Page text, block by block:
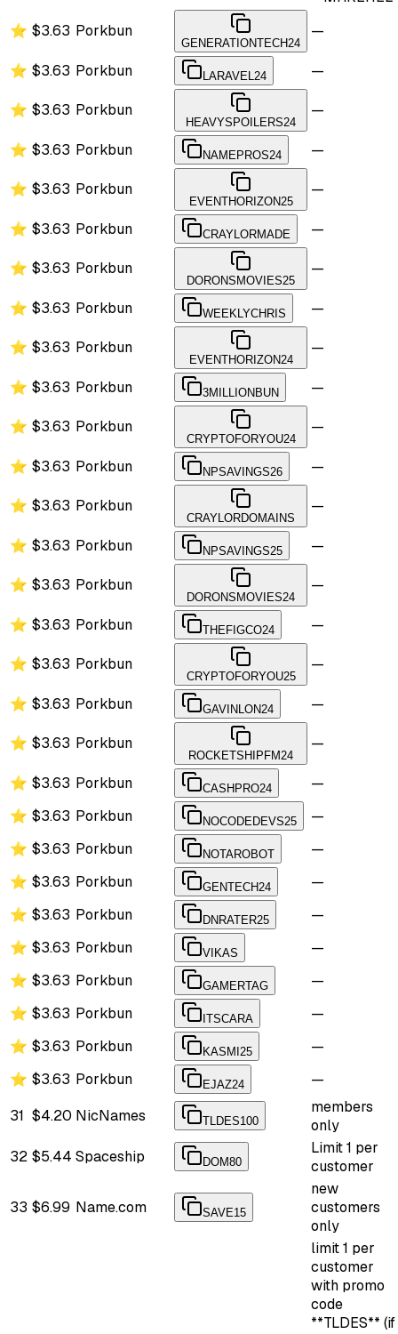
⭐ $3.63 Porkbun
GENERATIONTECH24
—
⭐ $3.63 Porkbun LARAVEL24 —
⭐ $3.63 Porkbun
HEAVYSPOILERS24
—
⭐ $3.63 Porkbun NAMEPROS24 —
⭐ $3.63 Porkbun
EVENTHORIZON25
—
⭐ $3.63 Porkbun CRAYLORMADE —
⭐ $3.63 Porkbun
DORONSMOVIES25
—
⭐ $3.63 Porkbun WEEKLYCHRIS —
⭐ $3.63 Porkbun
EVENTHORIZON24
—
⭐ $3.63 Porkbun 3MILLIONBUN —
⭐ $3.63 Porkbun
CRYPTOFORYOU24
—
⭐ $3.63 Porkbun NPSAVINGS26 —
⭐ $3.63 Porkbun
CRAYLORDOMAINS
—
⭐ $3.63 Porkbun NPSAVINGS25 —
⭐ $3.63 Porkbun
DORONSMOVIES24
—
⭐ $3.63 Porkbun THEFIGCO24 —
⭐ $3.63 Porkbun
CRYPTOFORYOU25
—
⭐ $3.63 Porkbun GAVINLON24 —
⭐ $3.63 Porkbun
ROCKETSHIPFM24
—
⭐ $3.63 Porkbun CASHPRO24
—
⭐ $3.63 Porkbun NOCODEDEVS25
—
⭐ $3.63 Porkbun NOTAROBOT
—
⭐ $3.63 Porkbun GENTECH24
—
⭐ $3.63 Porkbun DNRATER25
—
⭐ $3.63 Porkbun VIKAS
—
⭐ $3.63 Porkbun GAMERTAG
—
⭐ $3.63 Porkbun ITSCARA
—
⭐ $3.63 Porkbun KASMI25
—
⭐ $3.63 Porkbun EJAZ24
—
31 $4.20 NicNames TLDES100
members
only
32 $5.44 Spaceship DOM80
Limit 1 per
customer
33 $6.99 Name.com SAVE15
new
customers
only
limit 1 per
customer
with promo
code
**TLDES** (if